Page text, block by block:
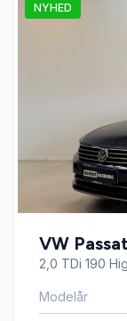
Infocenter
Læderrat
Stofsæder
NYHED
VW
2,0 TDi 190
Modelår